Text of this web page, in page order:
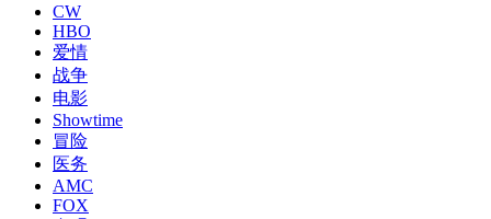
CW
HBO
爱情
战争
电影
Showtime
冒险
医务
AMC
FOX